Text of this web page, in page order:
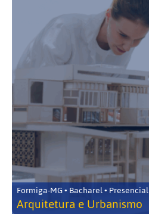
Formiga-MG • Bacharel • Presencial
Arquitetura e Urbanismo